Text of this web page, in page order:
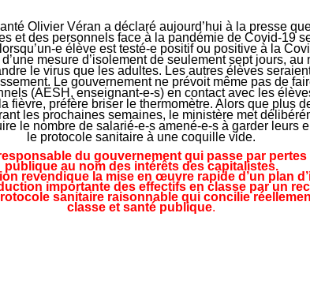
Olivier Véran a déclaré aujourd’hui à la presse
et des personnels face à la pandémie de Covid-19
e élève est testé-e positif ou positive à la
mesure d’isolement de seulement sept jours,
le virus que les adultes. Les autres élèves
Le gouvernement ne prévoit même pas de
(AESH, enseignant‑e-s) en contact avec les
fièvre, préfère briser le thermomètre. Alors que plus
les prochaines semaines, le ministère met
le nombre de salarié-e-s amené-e-s à garder leurs
le protocole sanitaire à une coquille vide.
du gouvernement qui passe par
publique au nom des intérêts des capitalistes.
revendique la mise en œuvre rapide d’un plan
importante des effectifs en classe par un
sanitaire raisonnable qui concilie
classe et santé publique.